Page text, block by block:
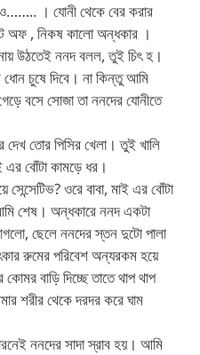
। যোনী থেকে বের করার
অফ , নিকষ কালো অন্ধকার ।
উঠতেই ননদ বলল, তুই চিৎ হ।
চুষে দিবে। না কিন্তু আমি
বসে সোজা তা ননদের যোনীতে
তোর পিসির খেলা। তুই খালি
এর বোঁটা কামড়ে ধর।
ওরে বাবা, মাই এর বোঁটা
আমি শেষ। অন্ধকারে ননদ একটা
ছেলে ননদের স্তন দুটো পালা
রুমের পরিবেশ অন্যরকম হয়ে
বাড়ি দিচ্ছে তাতে থাপ থাপ
শরীর থেকে দরদর করে ঘাম
ননদের সাদা স্রাব হয়। আমি